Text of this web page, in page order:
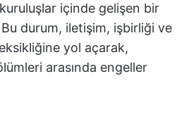
içinde gelişen bir
durum, iletişim, işbirliği ve
eksikliğine yol açarak,
arasında engeller